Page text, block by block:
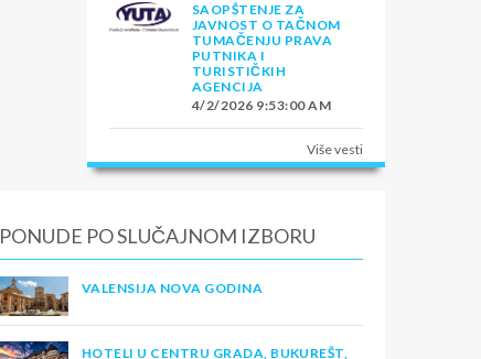
SAOPŠTENJE ZA
JAVNOST O TAČNOM
TUMAČENJU PRAVA
PUTNIKA I
TURISTIČKIH
AGENCIJA
4/2/2026 9:53:00 AM
Više vesti
PONUDE PO SLUČAJNOM IZBORU
VALENSIJA NOVA GODINA
HOTELI U CENTRU GRADA, BUKUREŠT,